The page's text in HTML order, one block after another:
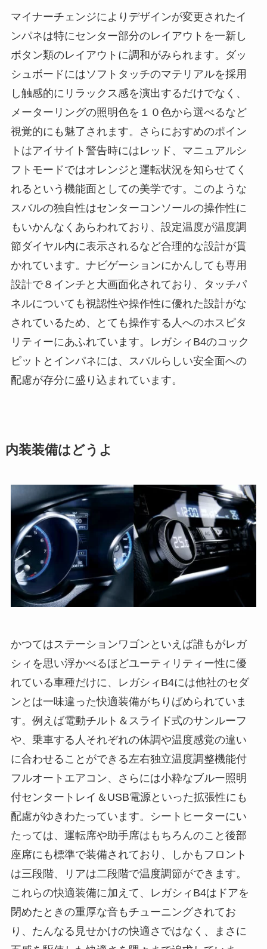
マイナーチェンジによりデザインが変更されたイ
ンパネは特にセンター部分のレイアウトを一新し
ボタン類のレイアウトに調和がみられます。ダッ
シュボードにはソフトタッチのマテリアルを採用
し触感的にリラックス感を演出するだけでなく、
メーターリングの照明色を１０色から選べるなど
視覚的にも魅了されます。さらにおすめのポイン
トはアイサイト警告時にはレッド、マニュアルシ
フトモードではオレンジと運転状況を知らせてく
れるという機能面としての美学です。このような
スバルの独自性はセンターコンソールの操作性に
もいかんなくあらわれており、設定温度が温度調
節ダイヤル内に表示されるなど合理的な設計が貫
かれています。ナビゲーションにかんしても専用
設計で８インチと大画面化されており、タッチパ
ネルについても視認性や操作性に優れた設計がな
されているため、とても操作する人へのホスピタ
リティーにあふれています。レガシィB4のコック
ピットとインパネには、スバルらしい安全面への
配慮が存分に盛り込まれています。
内装装備はどうよ
かつてはステーションワゴンといえば誰もがレガ
シィを思い浮かべるほどユーティリティー性に優
れている車種だけに、レガシィB4には他社のセダ
ンとは一味違った快適装備がちりばめられていま
す。例えば電動チルト＆スライド式のサンルーフ
や、乗車する人それぞれの体調や温度感覚の違い
に合わせることができる左右独立温度調整機能付
フルオートエアコン、さらには小粋なブルー照明
付センタートレイ＆USB電源といった拡張性にも
配慮がゆきわたっています。シートヒーターにい
たっては、運転席や助手席はもちろんのこと後部
座席にも標準で装備されており、しかもフロント
は三段階、リアは二段階で温度調節ができます。
これらの快適装備に加えて、レガシィB4はドアを
閉めたときの重厚な音もチューニングされてお
り、たんなる見せかけの快適さではなく、まさに